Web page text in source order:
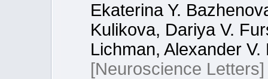
Ekaterina Y.
Kulikova, Dariya V.
Lichman, Alexander V.
[Neuroscience Letters]